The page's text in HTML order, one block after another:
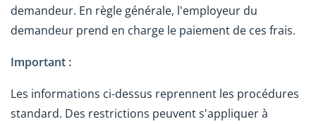
demandeur. En règle générale, l'employeur du
demandeur prend en charge le paiement de ces frais.
Important :
Les informations ci-dessus reprennent les procédures
standard. Des restrictions peuvent s'appliquer à